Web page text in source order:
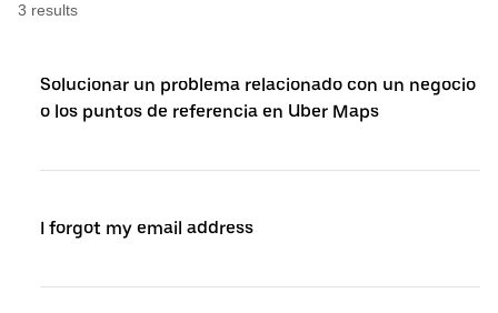
3 results
Solucionar un problema relacionado con un negocio
o los puntos de referencia en Uber Maps
I forgot my email address